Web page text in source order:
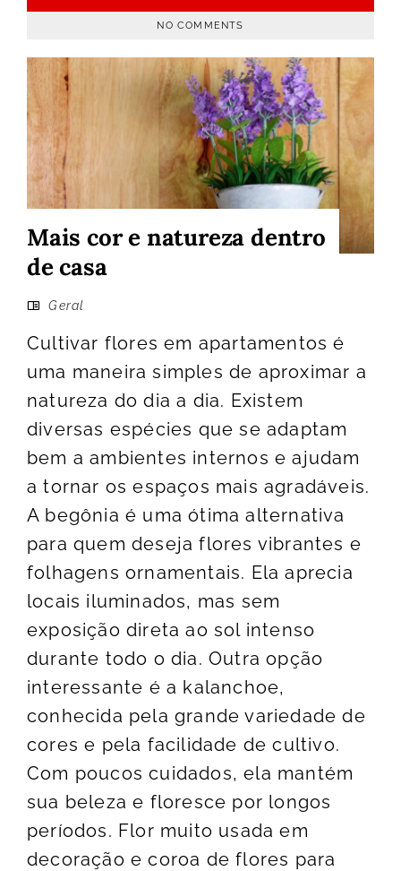
NO COMMENTS
Mais cor e natureza dentro
de casa
Geral
Cultivar flores em apartamentos é
uma maneira simples de aproximar a
natureza do dia a dia. Existem
diversas espécies que se adaptam
bem a ambientes internos e ajudam
a tornar os espaços mais agradáveis.
A begônia é uma ótima alternativa
para quem deseja flores vibrantes e
folhagens ornamentais. Ela aprecia
locais iluminados, mas sem
exposição direta ao sol intenso
durante todo o dia. Outra opção
interessante é a kalanchoe,
conhecida pela grande variedade de
cores e pela facilidade de cultivo.
Com poucos cuidados, ela mantém
sua beleza e floresce por longos
períodos. Flor muito usada em
decoração e coroa de flores para